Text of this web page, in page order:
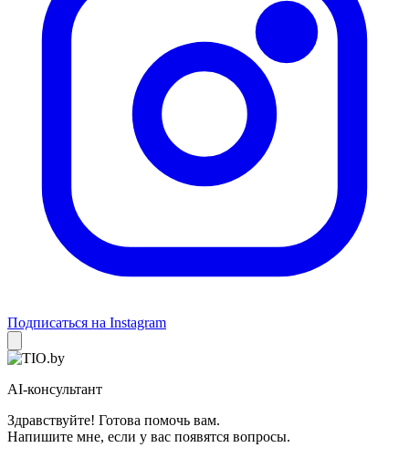
Подписаться на Instagram
AI-консультант
Здравствуйте! Готова помочь вам.
Напишите мне, если у вас появятся вопросы.